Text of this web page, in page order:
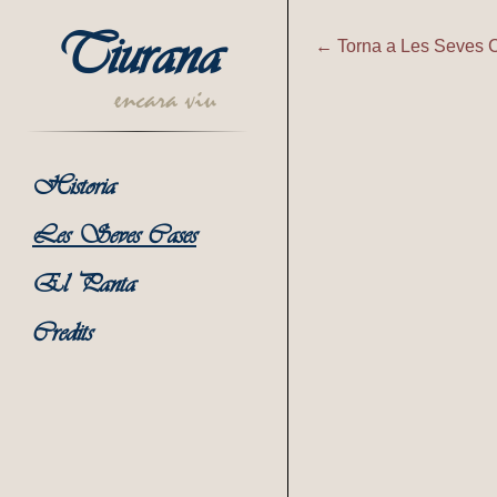
Tiurana
encara viu
Historia
Les Seves Cases
El Panta
Credits
Tiurana |
← Torna a Les Seves